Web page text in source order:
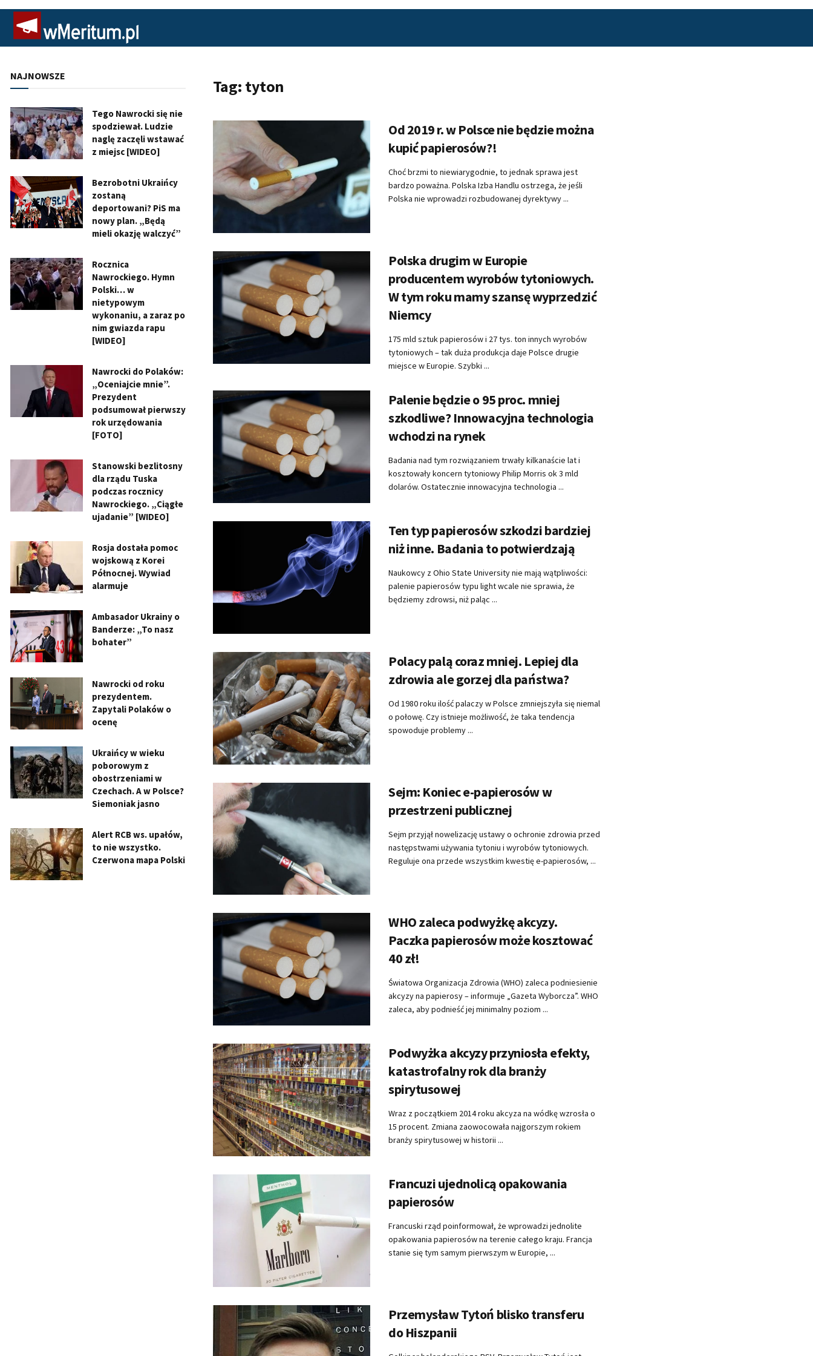
Tag: tyton
Od 2019 r. w Polsce nie będzie można
kupić papierosów?!
Choć brzmi to niewiarygodnie, to jednak sprawa jest
bardzo poważna. Polska Izba Handlu ostrzega, że jeśli
Polska nie wprowadzi rozbudowanej dyrektywy ...
Polska drugim w Europie
producentem wyrobów tytoniowych.
W tym roku mamy szansę wyprzedzić
Niemcy
175 mld sztuk papierosów i 27 tys. ton innych wyrobów
tytoniowych – tak duża produkcja daje Polsce drugie
miejsce w Europie. Szybki ...
Palenie będzie o 95 proc. mniej
szkodliwe? Innowacyjna technologia
wchodzi na rynek
Badania nad tym rozwiązaniem trwały kilkanaście lat i
kosztowały koncern tytoniowy Philip Morris ok 3 mld
dolarów. Ostatecznie innowacyjna technologia ...
Ten typ papierosów szkodzi bardziej
niż inne. Badania to potwierdzają
Naukowcy z Ohio State University nie mają wątpliwości:
palenie papierosów typu light wcale nie sprawia, że
będziemy zdrowsi, niż paląc ...
Polacy palą coraz mniej. Lepiej dla
zdrowia ale gorzej dla państwa?
Od 1980 roku ilość palaczy w Polsce zmniejszyła się niemal
o połowę. Czy istnieje możliwość, że taka tendencja
spowoduje problemy ...
Sejm: Koniec e-papierosów w
przestrzeni publicznej
Sejm przyjął nowelizację ustawy o ochronie zdrowia przed
następstwami używania tytoniu i wyrobów tytoniowych.
Reguluje ona przede wszystkim kwestię e-papierosów, ...
WHO zaleca podwyżkę akcyzy.
Paczka papierosów może kosztować
40 zł!
Światowa Organizacja Zdrowia (WHO) zaleca podniesienie
akcyzy na papierosy – informuje „Gazeta Wyborcza”. WHO
zaleca, aby podnieść jej minimalny poziom ...
Podwyżka akcyzy przyniosła efekty,
katastrofalny rok dla branży
spirytusowej
Wraz z początkiem 2014 roku akcyza na wódkę wzrosła o
15 procent. Zmiana zaowocowała najgorszym rokiem
branży spirytusowej w historii ...
Francuzi ujednolicą opakowania
papierosów
Francuski rząd poinformował, że wprowadzi jednolite
opakowania papierosów na terenie całego kraju. Francja
stanie się tym samym pierwszym w Europie, ...
Przemysław Tytoń blisko transferu
do Hiszpanii
NAJNOWSZE
Tego Nawrocki się nie
spodziewał. Ludzie
naglę zaczęli wstawać
z miejsc [WIDEO]
Bezrobotni Ukraińcy
zostaną
deportowani? PiS ma
nowy plan. „Będą
mieli okazję walczyć”
Rocznica
Nawrockiego. Hymn
Polski… w
nietypowym
wykonaniu, a zaraz po
nim gwiazda rapu
[WIDEO]
Nawrocki do Polaków:
„Oceniajcie mnie”.
Prezydent
podsumował pierwszy
rok urzędowania
[FOTO]
Stanowski bezlitosny
dla rządu Tuska
podczas rocznicy
Nawrockiego. „Ciągłe
ujadanie” [WIDEO]
Rosja dostała pomoc
wojskową z Korei
Północnej. Wywiad
alarmuje
Ambasador Ukrainy o
Banderze: „To nasz
bohater”
Nawrocki od roku
prezydentem.
Zapytali Polaków o
ocenę
Ukraińcy w wieku
poborowym z
obostrzeniami w
Czechach. A w Polsce?
Siemoniak jasno
Alert RCB ws. upałów,
to nie wszystko.
Czerwona mapa Polski